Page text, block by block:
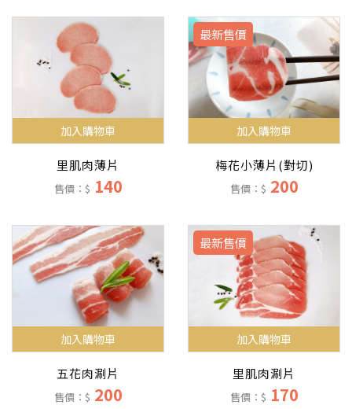
加入購物車
里肌肉薄片
售價：$ 140
最新售價
加入購物車
梅花小薄片(對切)
售價：$ 200
加入購物車
五花肉涮片
售價：$ 200
最新售價
加入購物車
里肌肉涮片
售價：$ 170